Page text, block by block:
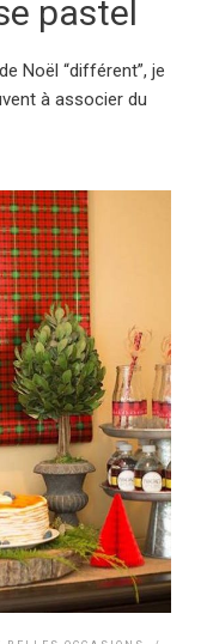
pastel
Noël “différent”, je
à associer du